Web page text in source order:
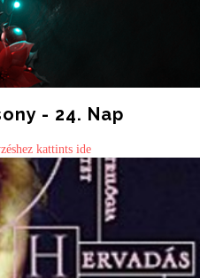
- 24. Nap
kattints ide